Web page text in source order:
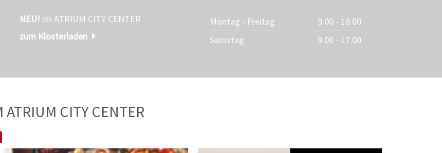
NEU! im ATRIUM CITY CENTER
zum Klosterladen
Montag - Freitag
9.00 - 18.00
Samstag
9.00 - 17.00
AUS DEM ATRIUM CITY CENTER